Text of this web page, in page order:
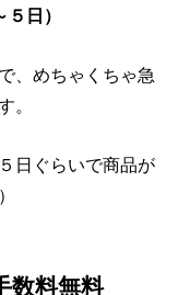
日）
、めちゃくちゃ急
。
日ぐらいで商品が
数料無料